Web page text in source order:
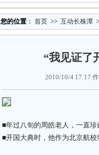
您的位置 ： 首页 >> 互动长株潭
“我见证了
2010/10/4 17:17
■年过八旬的周皓老人，一直
■开国大典时，他作为北京航